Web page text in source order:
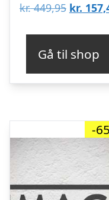
kr.449,95 Den
var:
kr.
kr.
Gå til shop
-